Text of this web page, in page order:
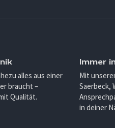
alles aus einer
braucht –
Qualität.
Immer
Mit
Saerbeck,
in deiner